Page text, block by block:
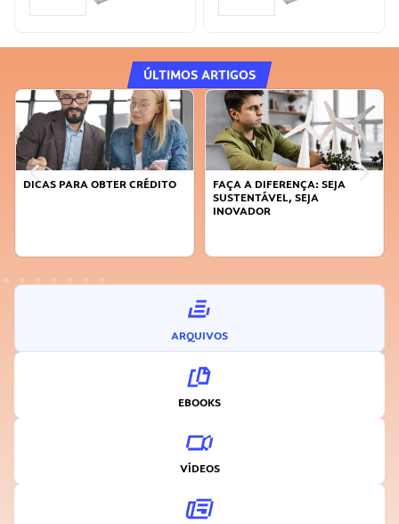
ÚLTIMOS ARTIGOS
DICAS PARA OBTER CRÉDITO
FAÇA A DIFERENÇA: SEJA
SUSTENTÁVEL, SEJA
INOVADOR
ARQUIVOS
EBOOKS
VÍDEOS